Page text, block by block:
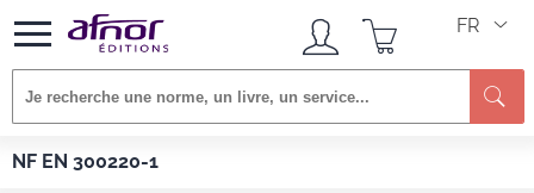
FR
NF EN 300220-1
Afnor EDITIONS Normes